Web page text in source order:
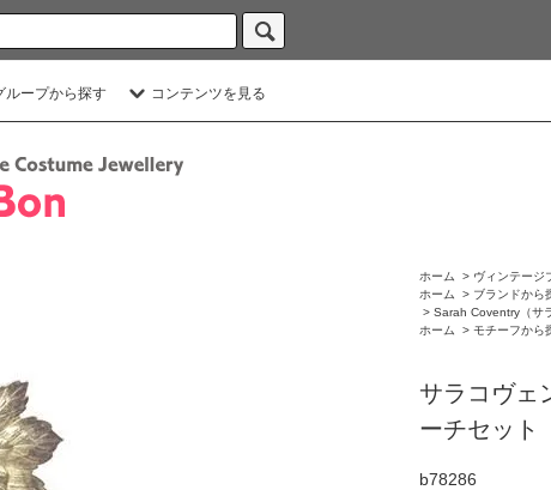
ループから探す コンテンツを見る
ホーム > ヴィンテージ
ホーム
> ブランドから
> Sarah Coventry（サ
ホーム
> モチーフから
サラコヴェ
ーチセット
b78286